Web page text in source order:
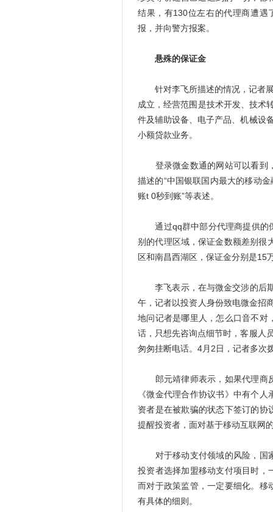
结果，有130位左右的代理商遭遇
报，并向警方报案。
悬殊的保证金
针对李飞所描述的情况，记者展
成立，经营范围是技术开发、技术
件及辅助设备、电子产品、机械设
小额贷款业务。
登录微金数通的网站可以看到，
描述的“中国银联国内最大的移动
账t 0秒到账”等表述。
通过qq群中部分代理商提供的
别的代理区域，保证金数额差别很
区和南昌西湖区，保证金分别是15
李飞表示，在与微金交涉的后期
午，记者以投资人身份致电微金招
地问记者是哪里人，怎么口音不对
话，只想先咨询点细节时，客服人
匆匆挂断电话。4月2日，记者多次
郎元靖律师表示，如果代理商反
《微金代理合作协议书》中有个
资者是在被欺骗的状态下签订的协
提醒投资者，面对基于移动互联网
对于移动支付领域的风险，国家
投资者选择加盟移动支付项目时，
而对于政策监管，一定要细化。移
有具体的细则。